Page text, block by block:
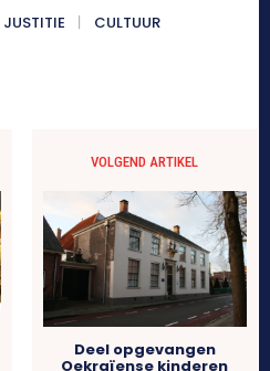
JUSTITIE CULTUUR
VOLGEND ARTIKEL
Deel opgevangen
Oekraïense kinderen